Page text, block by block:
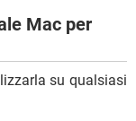
Mac per
su qualsiasi